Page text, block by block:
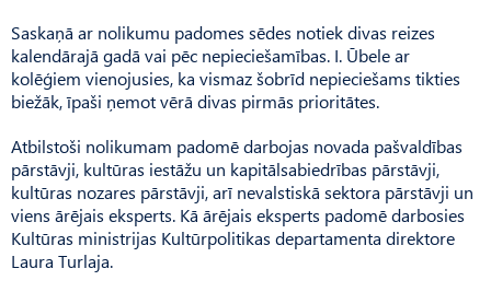
Saskaņā ar nolikumu padomes sēdes notiek divas reizes
kalendārajā gadā vai pēc nepieciešamības. I. Ūbele ar
kolēģiem vienojusies, ka vismaz šobrīd nepieciešams tikties
biežāk, īpaši ņemot vērā divas pirmās prioritātes.
Atbilstoši nolikumam padomē darbojas novada pašvaldības
pārstāvji, kultūras iestāžu un kapitālsabiedrības pārstāvji,
kultūras nozares pārstāvji, arī nevalstiskā sektora pārstāvji un
viens ārējais eksperts. Kā ārējais eksperts padomē darbosies
Kultū­ras ministrijas Kultūrpolitikas departamenta direktore
Laura Turlaja.